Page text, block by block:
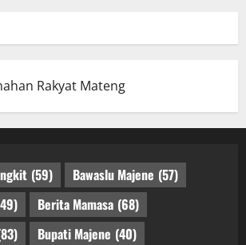
(59) Bawaslu Majene (57)
Berita Mamasa (68)
Bupati Majene (40)